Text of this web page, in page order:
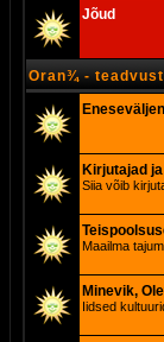
Jõud
Oran¾ -
Kirjutajad
Siia võib
Maailma
Minevik,
Iidsed